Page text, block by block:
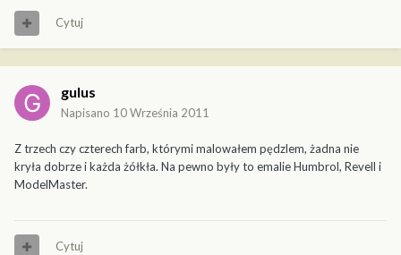
Cytuj
gulus
Napisano 10 Września 2011
Z trzech czy czterech farb, którymi malowałem pędzlem, żadna nie
kryła dobrze i każda żółkła. Na pewno były to emalie Humbrol, Revell i
ModelMaster.
Cytuj